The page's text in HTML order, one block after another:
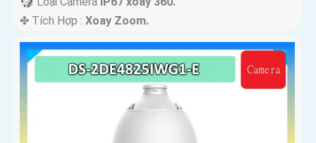
️✤ Tích Hợp : Xoay Zoom.